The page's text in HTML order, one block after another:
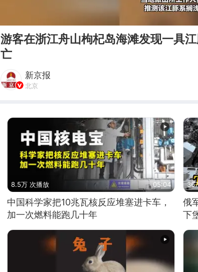
游客在浙江舟山枸杞岛海滩发现一具
亡
新京报
北京
8.5万 次播放 05:04
中国科学家把10兆瓦核反应堆塞进卡车，
加一次燃料能跑几十年
俄
下